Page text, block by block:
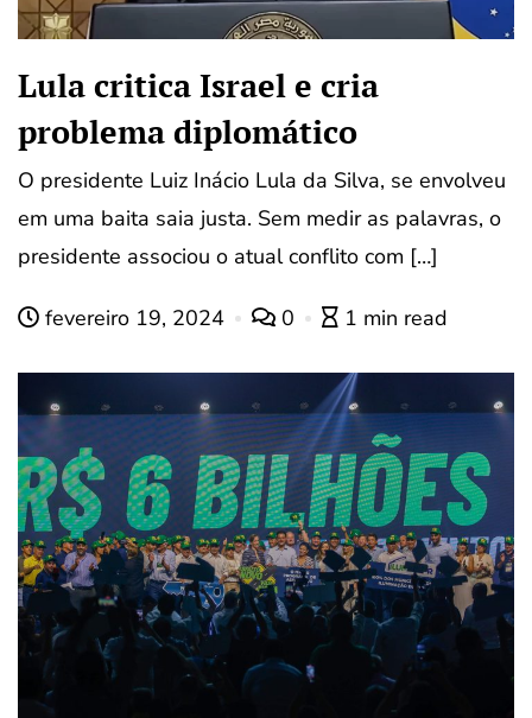
Lula critica Israel e cria
problema diplomático
O presidente Luiz Inácio Lula da Silva, se envolveu
em uma baita saia justa. Sem medir as palavras, o
presidente associou o atual conflito com […]
fevereiro 19, 2024 0 1 min read